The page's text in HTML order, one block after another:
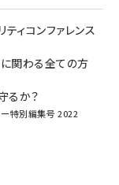
ィコンファレンス
関わる全ての方
るか？
特別編集号 2022